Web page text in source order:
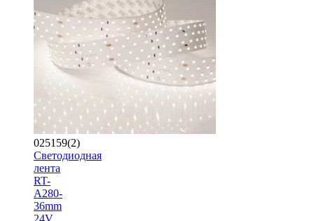
025159(2)
Светодиодная
лента
RT-
A280-
36mm
24V